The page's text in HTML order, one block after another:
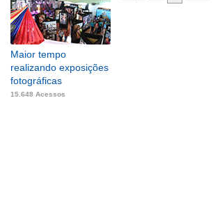
Maior tempo
realizando exposições
fotográficas
15.648 Acessos